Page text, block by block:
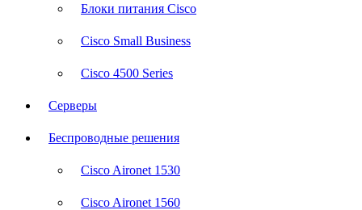
Блоки питания Cisco
Cisco Small Business
Cisco 4500 Series
Серверы
Беспроводные решения
Cisco Aironet 1530
Cisco Aironet 1560